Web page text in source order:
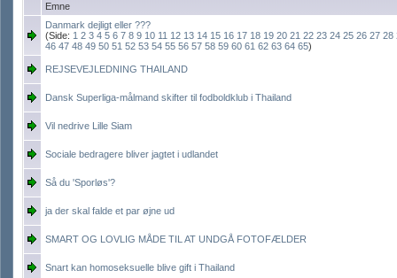
Emne
Danmark dejligt eller ???
(Side: 1 2 3 4 5 6 7 8 9 10 11 12 13 14 15 16 17 18 19 20 21 22 23 24 25 26 27 28
46 47 48 49 50 51 52 53 54 55 56 57 58 59 60 61 62 63 64 65)
REJSEVEJLEDNING THAILAND
Dansk Superliga-målmand skifter til fodboldklub i Thailand
Vil nedrive Lille Siam
Sociale bedragere bliver jagtet i udlandet
Så du 'Sporløs'?
ja der skal falde et par øjne ud
SMART OG LOVLIG MÅDE TIL AT UNDGÅ FOTOFÆLDER
Snart kan homoseksuelle blive gift i Thailand